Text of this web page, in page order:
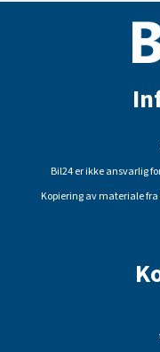
Bil24 er ikke ansvarlig
Kopiering av materiale